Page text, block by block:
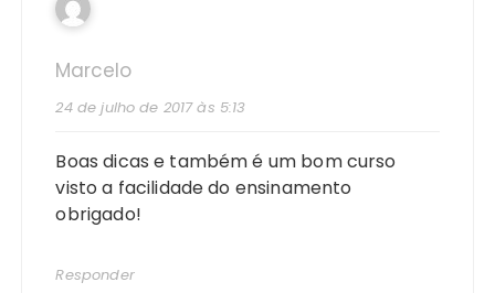
Marcelo
24 de julho de 2017 às 5:13
Boas dicas e também é um bom curso
visto a facilidade do ensinamento
obrigado!
Responder